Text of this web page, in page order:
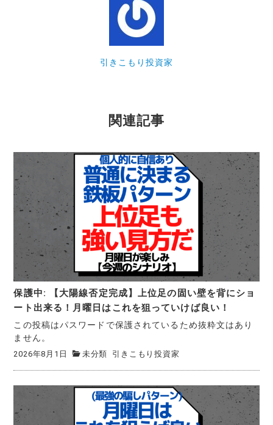
引きこもり投資家
関連記事
保護中: 【大陽線否定完成】上位足の固い壁を背にショ
ート出来る！月曜日はこれを狙っていけば良い！
この投稿はパスワードで保護されているため抜粋文はあり
ません。
2026年8月1日 未分類 引きこもり投資家